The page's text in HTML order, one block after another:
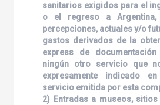
sanitarios exigidos para el
o el regreso a Argentina,
percepciones, actuales y/o
gastos derivados de la
express de
ningún otro servicio que
expresamente indicado
servicio emitida por esta
2) Entradas a museos,